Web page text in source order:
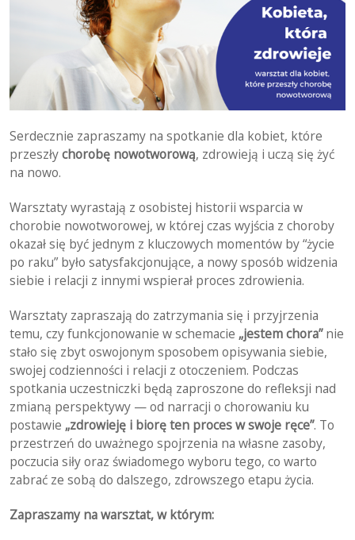
Serdecznie zapraszamy na spotkanie dla kobiet, które
przeszłychorobę nowotworową, zdrowieją i uczą się żyć
na nowo.
Warsztaty wyrastają z osobistej historii wsparcia w
chorobie nowotworowej, w której czas wyjścia z choroby
okazał się być jednym z kluczowych momentów by “życie
po raku” było satysfakcjonujące, a nowy sposób widzenia
siebie i relacji z innymi wspierał proces zdrowienia.
Warsztaty zapraszają do zatrzymania się i przyjrzenia
temu, czy funkcjonowanie w schemacie „jestem chora”nie
stało się zbyt oswojonym sposobem opisywania siebie,
swojej codzienności i relacji z otoczeniem. Podczas
spotkania uczestniczki będą zaproszone do refleksji nad
zmianą perspektywy — od narracji o chorowaniu ku
postawie „zdrowieję i biorę ten proces w swoje ręce”. To
przestrzeń do uważnego spojrzenia na własne zasoby,
poczucia siły oraz świadomego wyboru tego, co warto
zabrać ze sobą do dalszego, zdrowszego etapu życia.
Zapraszamy na warsztat, w którym: